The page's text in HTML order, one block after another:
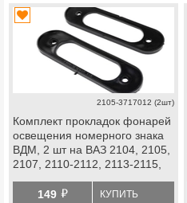
2105-3717012 (2шт)
Комплект прокладок фонарей
освещения номерного знака
ВДМ, 2 шт на ВАЗ 2104, 2105,
2107, 2110-2112, 2113-2115,
Шевроле Нива
149 й КУПИТЬ